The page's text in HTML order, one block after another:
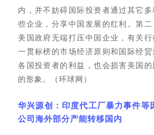
内，并不妨碍国际投资者通过其它
些企业，分享中国发展的红利。第
美国政府无端打压中国企业，有关
一贯标榜的市场经济原则和国际经
各国投资者的利益，也会损害美国
的形象。（环球网）
华兴源创：印度代工厂暴力事件等
公司海外部分产能转移国内